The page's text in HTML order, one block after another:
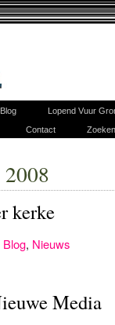
Blog
Lopend Vuur
Contact Zoeken
kerke
Blog, Nieuws
Media